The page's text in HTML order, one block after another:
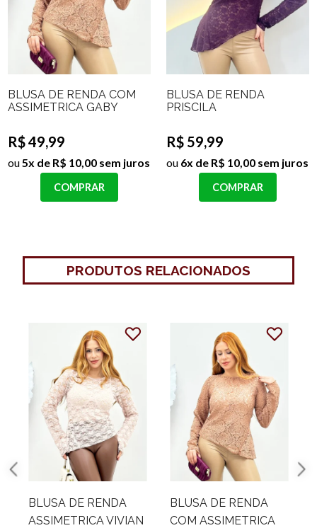
BLUSA DE RENDA COM
ASSIMETRICA GABY
R$ 49,99
ou 5x de R$ 10,00 sem juros
COMPRAR
BLUSA DE RENDA
PRISCILA
R$ 59,99
ou 6x de R$ 10,00 sem juros
COMPRAR
PRODUTOS RELACIONADOS
BLUSA DE RENDA
COM ASSIMETRICA
BLUSA ASSIMETRICA
UM OMBRO SÓ